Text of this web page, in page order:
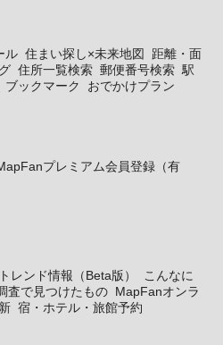
ル 住まい探し×未来地図
距離・面
住所一覧検索 郵便番号検索 駅
ブックマーク おでかけプラン
プレミアム会員登録（有
レンド情報（Beta版）
こんなに
査で見つけたもの MapFanオンラ
宿・ホテル・旅館予約